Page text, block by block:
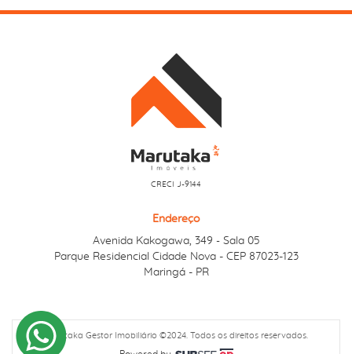
CRECI J-9144
Endereço
Avenida Kakogawa, 349 - Sala 05
Parque Residencial Cidade Nova - CEP 87023-123
Maringá - PR
Marutaka Gestor Imobiliário ©2024. Todos os direitos reservados.